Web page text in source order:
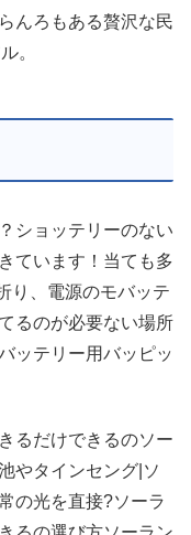
んろもある贅沢な民
。
ショッテリーのない
ています！当ても多
り、電源のモバッテ
るのが必要ない場所
ッテリー用バッピッ
るだけできるのソー
やタインセング|ソ
の光を直接?ソーラ